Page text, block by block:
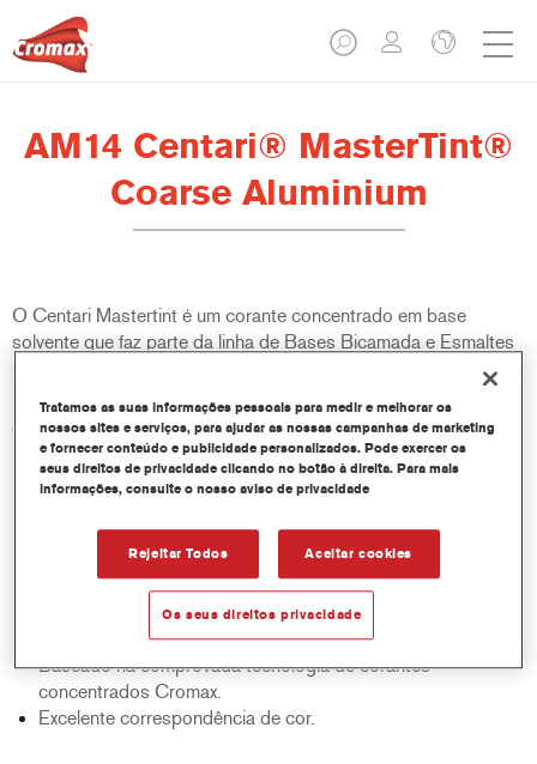
AM14 Centari® MasterTint®
Coarse Aluminium
O Centari Mastertint é um corante concentrado em base
solvente que faz parte da linha de Bases Bicamada e Esmaltes
Centari.
Características do produto
Sistema de pintura em base solvente distinto, versátil e de
fácil utilização.
qualidades de tinta em base solvente - médio e alto teor de
sólidos, acabamentos e bases.
Rápido controlo de inventário.
Fácil administração.
Economiza espaço de armazenamento.
Baseado na comprovada tecnologia de corantes
concentrados Cromax.
Excelente correspondência de cor.
Tratamos as suas informações pessoais para medir e melhorar os
nossos sites e serviços, para ajudar as nossas campanhas de marketing
e fornecer conteúdo e publicidade personalizados. Pode exercer os
seus direitos de privacidade clicando no botão à direita. Para mais
informações, consulte o nosso aviso de privacidade
Rejeitar Todos Aceitar cookies
Os seus direitos privacidade